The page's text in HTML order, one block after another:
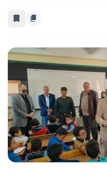
content_copy
bookmark_border